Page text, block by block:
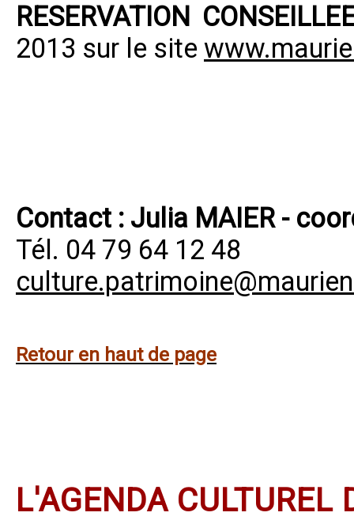
RESERVATION
2013 sur le site
Contact : Julia MAIER -
Tél. 04 79 64 12 48
Retour en haut de page
L'AGENDA CULTUREL